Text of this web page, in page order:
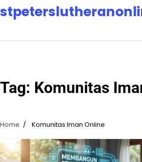
Skip
to
Tag: Komunitas
Home Komunitas Iman Online